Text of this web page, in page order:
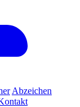
Abzeichen